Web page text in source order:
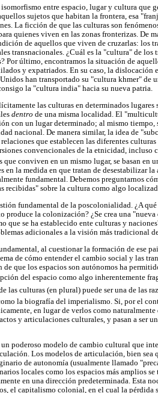
isomorfismo entre espacio, lugar y cultura
sujetos que habitan la frontera, esa
La ficción de que las culturas son
quienes viven en las zonas fronterizas. De
de aquellos que viven de cruzarlas: los
transnacionales. ¿Cuál es la "cultura" de
Por último, encontramos la situación de
y expatriados. En su caso, la dislocación
han transportado su "cultura khmer"
la "cultura india" hacia su nueva patria.
las culturas en determinados
dentro de una misma localidad. El
con un lugar determinado; al mismo
nacional. De manera similar, la idea de
que establecen las diferentes
convencionales de la etnicidad, incluso
que conviven en un mismo lugar, se basan
en la medida en que tratan de desestabilizar
fundamental. Debemos preguntarnos
recibidas" sobre la cultura como algo
fundamental de la poscolonialidad. ¿A
produce la colonización? ¿Se crea una
que se ha establecido ente culturas y
adicionales a la visión más tradicional
al cuestionar la formación de ese
de cómo entender el cambio social y las
que los espacios son autónomos ha
del espacio como algo inherentemente
las culturas (en plural) puede ser una de las
la biografía del imperialismo. Si, por el
en lugar de verlos como
y articulaciones culturales, y pasan a ser
un poderoso modelo de cambio cultural que
Los modelos de articulación, bien
de autonomía (usualmente llamado
locales como los espacios más amplios
en una dirección predeterminada. Esta
el capitalismo colonial, en el cual la